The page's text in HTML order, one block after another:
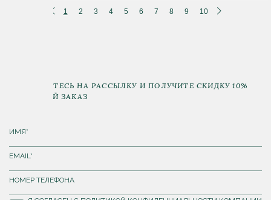
1 2 3 4 5 6 7 8 9 10
ПОДПИШИТЕСЬ НА РАССЫЛКУ И ПОЛУЧИТЕ СКИДКУ 10%
НА ПЕРВЫЙ ЗАКАЗ